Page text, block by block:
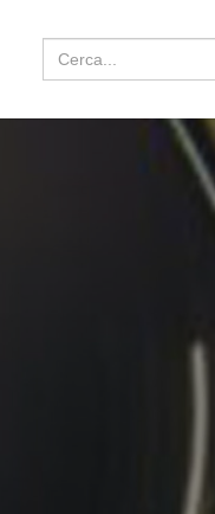
Search
for: